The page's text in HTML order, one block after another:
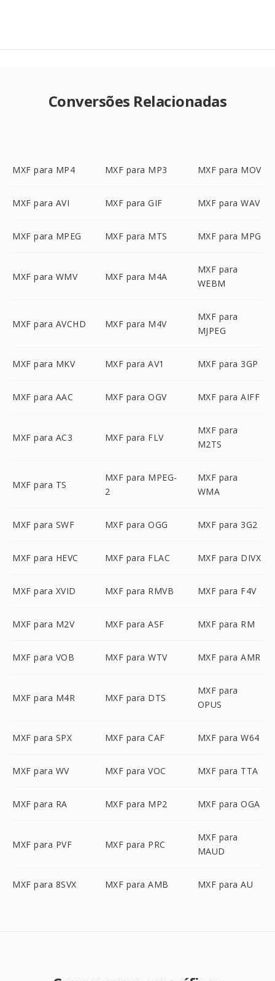
Conversões Relacionadas
MXF para MP4 MXF para MP3 MXF para MOV
MXF para AVI MXF para GIF MXF para WAV
MXF para MPEG MXF para MTS MXF para MPG
MXF para WMV MXF para M4A
MXF para
WEBM
MXF para AVCHD MXF para M4V
MXF para
MJPEG
MXF para MKV MXF para AV1 MXF para 3GP
MXF para AAC MXF para OGV MXF para AIFF
MXF para AC3 MXF para FLV
MXF para
M2TS
MXF para TS
MXF para MPEG-
2
MXF para
WMA
MXF para SWF MXF para OGG MXF para 3G2
MXF para HEVC MXF para FLAC MXF para DIVX
MXF para XVID MXF para RMVB MXF para F4V
MXF para M2V MXF para ASF MXF para RM
MXF para VOB MXF para WTV MXF para AMR
MXF para M4R MXF para DTS
MXF para
OPUS
MXF para SPX MXF para CAF MXF para W64
MXF para WV MXF para VOC MXF para TTA
MXF para RA MXF para MP2 MXF para OGA
MXF para PVF MXF para PRC
MXF para
MAUD
MXF para 8SVX MXF para AMB MXF para AU